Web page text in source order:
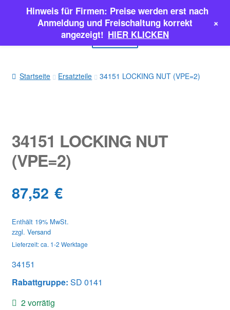
springen
springen
Menü
SALE
Classic Parts
Startseite Ersatzteile 34151 LOCKING NUT (VPE=2)
34151 LOCKING NUT
(VPE=2)
87,52 €
Enthält 19% MwSt.
zzgl. Versand
Lieferzeit: ca. 1-2 Werktage
34151
Rabattgruppe: SD 0141
2 vorrätig
Hinweis für Firmen: Preise werden erst nach
Anmeldung und Freischaltung korrekt
angezeigt! HIER KLICKEN
+